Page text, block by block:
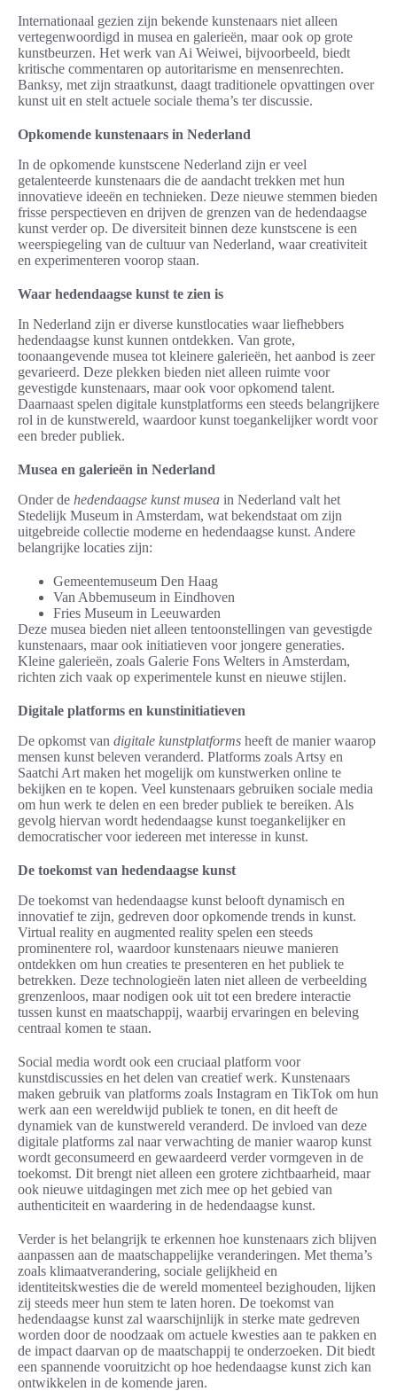
Internationaal gezien zijn bekende kunstenaars niet alleen
vertegenwoordigd in musea en galerieën, maar ook op grote
kunstbeurzen. Het werk van Ai Weiwei, bijvoorbeeld, biedt
kritische commentaren op autoritarisme en mensenrechten.
Banksy, met zijn straatkunst, daagt traditionele opvattingen over
kunst uit en stelt actuele sociale thema’s ter discussie.
Opkomende kunstenaars in Nederland
In de opkomende kunstscene Nederland zijn er veel
getalenteerde kunstenaars die de aandacht trekken met hun
innovatieve ideeën en technieken. Deze nieuwe stemmen bieden
frisse perspectieven en drijven de grenzen van de hedendaagse
kunst verder op. De diversiteit binnen deze kunstscene is een
weerspiegeling van de cultuur van Nederland, waar creativiteit
en experimenteren voorop staan.
Waar hedendaagse kunst te zien is
In Nederland zijn er diverse kunstlocaties waar liefhebbers
hedendaagse kunst kunnen ontdekken. Van grote,
toonaangevende musea tot kleinere galerieën, het aanbod is zeer
gevarieerd. Deze plekken bieden niet alleen ruimte voor
gevestigde kunstenaars, maar ook voor opkomend talent.
Daarnaast spelen digitale kunstplatforms een steeds belangrijkere
rol in de kunstwereld, waardoor kunst toegankelijker wordt voor
een breder publiek.
Musea en galerieën in Nederland
Onder de hedendaagse kunst musea in Nederland valt het
Stedelijk Museum in Amsterdam, wat bekendstaat om zijn
uitgebreide collectie moderne en hedendaagse kunst. Andere
belangrijke locaties zijn:
Gemeentemuseum Den Haag
Van Abbemuseum in Eindhoven
Fries Museum in Leeuwarden
Deze musea bieden niet alleen tentoonstellingen van gevestigde
kunstenaars, maar ook initiatieven voor jongere generaties.
Kleine galerieën, zoals Galerie Fons Welters in Amsterdam,
richten zich vaak op experimentele kunst en nieuwe stijlen.
Digitale platforms en kunstinitiatieven
De opkomst van digitale kunstplatforms heeft de manier waarop
mensen kunst beleven veranderd. Platforms zoals Artsy en
Saatchi Art maken het mogelijk om kunstwerken online te
bekijken en te kopen. Veel kunstenaars gebruiken sociale media
om hun werk te delen en een breder publiek te bereiken. Als
gevolg hiervan wordt hedendaagse kunst toegankelijker en
democratischer voor iedereen met interesse in kunst.
De toekomst van hedendaagse kunst
De toekomst van hedendaagse kunst belooft dynamisch en
innovatief te zijn, gedreven door opkomende trends in kunst.
Virtual reality en augmented reality spelen een steeds
prominentere rol, waardoor kunstenaars nieuwe manieren
ontdekken om hun creaties te presenteren en het publiek te
betrekken. Deze technologieën laten niet alleen de verbeelding
grenzenloos, maar nodigen ook uit tot een bredere interactie
tussen kunst en maatschappij, waarbij ervaringen en beleving
centraal komen te staan.
Social media wordt ook een cruciaal platform voor
kunstdiscussies en het delen van creatief werk. Kunstenaars
maken gebruik van platforms zoals Instagram en TikTok om hun
werk aan een wereldwijd publiek te tonen, en dit heeft de
dynamiek van de kunstwereld veranderd. De invloed van deze
digitale platforms zal naar verwachting de manier waarop kunst
wordt geconsumeerd en gewaardeerd verder vormgeven in de
toekomst. Dit brengt niet alleen een grotere zichtbaarheid, maar
ook nieuwe uitdagingen met zich mee op het gebied van
authenticiteit en waardering in de hedendaagse kunst.
Verder is het belangrijk te erkennen hoe kunstenaars zich blijven
aanpassen aan de maatschappelijke veranderingen. Met thema’s
zoals klimaatverandering, sociale gelijkheid en
identiteitskwesties die de wereld momenteel bezighouden, lijken
zij steeds meer hun stem te laten horen. De toekomst van
hedendaagse kunst zal waarschijnlijk in sterke mate gedreven
worden door de noodzaak om actuele kwesties aan te pakken en
de impact daarvan op de maatschappij te onderzoeken. Dit biedt
een spannende vooruitzicht op hoe hedendaagse kunst zich kan
ontwikkelen in de komende jaren.